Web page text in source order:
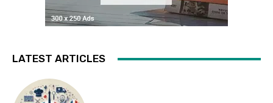
LATEST ARTICLES